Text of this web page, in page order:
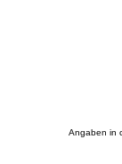
Angaben in